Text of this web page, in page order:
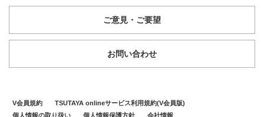
ご意見・ご要望
お問い合わせ
V会員規約
TSUTAYA onlineサービス利用規約(V会員版)
個人情報の取り扱い
個人情報保護方針 会社情報